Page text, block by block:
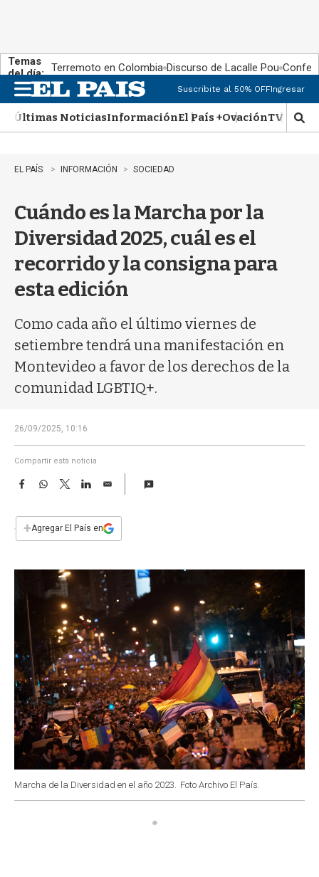
Temas
del día: Terremoto en Colombia Discurso de Lacalle Pou
n
u
Suscribite al 50% OFFIngresar
Últimas NoticiasInformaciónEl País +OvaciónTV Show
M
o
EL PAÍS INFORMACIÓN SOCIEDAD
Cuándo es la Marcha por la
Diversidad 2025, cuál es el
recorrido y la consigna para
esta edición
Como cada año el último viernes de
setiembre tendrá una manifestación en
Montevideo a favor de los derechos de la
comunidad LGBTIQ+.
26/09/2025, 10:16
Compartir esta noticia
F
e
b
W
s
T
w
t
L
E
i
l
+Agregar El País en
Marcha de la Diversidad en el año 2023. Foto Archivo El País.